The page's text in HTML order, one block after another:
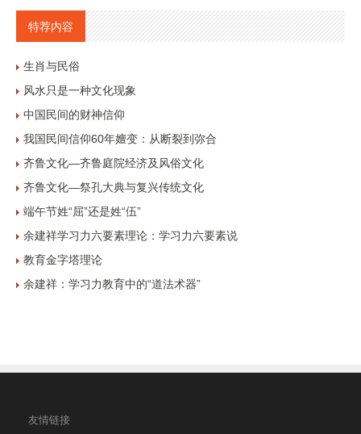
特荐内容
生肖与民俗
风水只是一种文化现象
中国民间的财神信仰
我国民间信仰60年嬗变：从断裂到弥合
齐鲁文化—齐鲁庭院经济及风俗文化
齐鲁文化—祭孔大典与复兴传统文化
端午节姓“屈”还是姓“伍”
余建祥学习力六要素理论：学习力六要素说
教育金字塔理论
余建祥：学习力教育中的“道法术器”
友情链接